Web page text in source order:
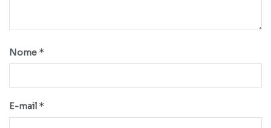
Nome *
E-mail *